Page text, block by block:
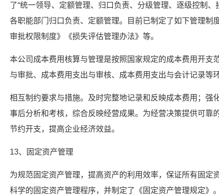
了“统一领导、定额管理、归口负责、分级管理、逐级控制
各职能部门归口负责、定额管理。目前已制定了如下管理制
审批权限制度》《损失评估管理办法》等。
本公司成本费用核算与管理是按照国家规定的成本费用开支
与审批、成本费用支出与审核、成本费用支出与会计记录等
相互制约要求与措施。及时完整地记录和反映成本费用；强
事后分析和考核，综合反映经营成果。为经营决策提供可靠
节约开支，提高企业经济效益。
13、固定资产管理
为规范固定资产管理，提高资产的利用效率，保证所有固定
科学的固定资产管理程序，并制定了《固定资产管理规定》